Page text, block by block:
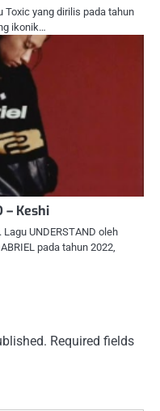
Toxic yang dirilis pada tahun
ikonik…
– Keshi
UNDERSTAND oleh
pada tahun 2022,
Required fields